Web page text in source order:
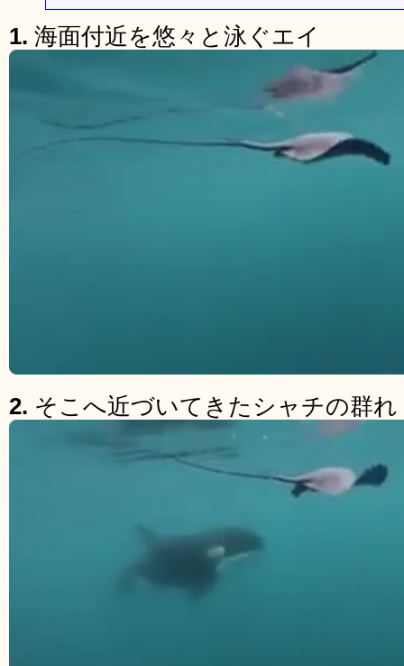
1. 海面付近を悠々と泳ぐエイ
2. そこへ近づいてきたシャチの群れ